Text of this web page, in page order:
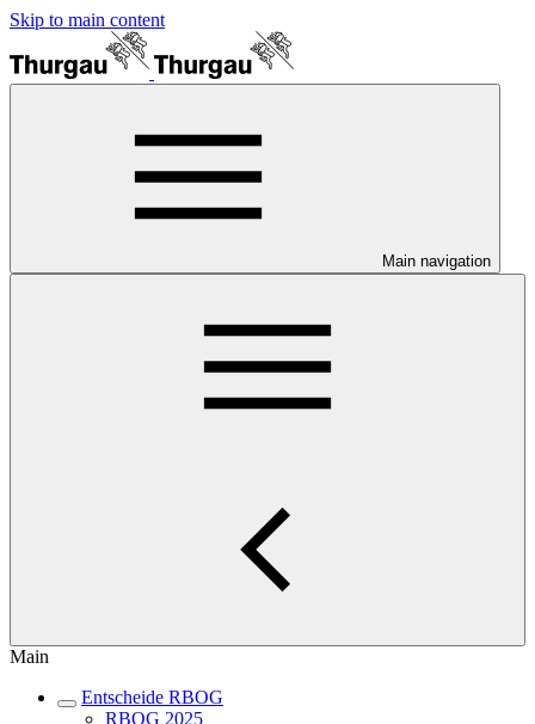
Skip to main content
Main navigation
Main
Entscheide RBOG
RBOG 2025